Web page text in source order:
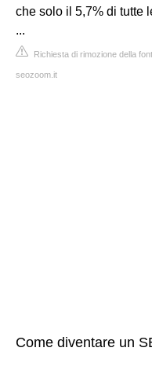
che solo il 5,7% di tutte
...
Richiesta di rimozione della
seozoom.it
Come diventare un